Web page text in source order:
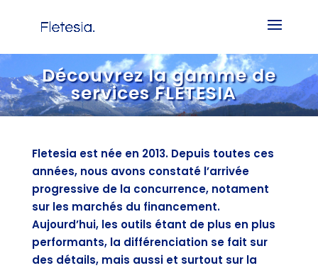
Découvrez la gamme de
services FLETESIA
Fletesia est née en 2013. Depuis toutes ces
années, nous avons constaté l’arrivée
progressive de la concurrence, notament
sur les marchés du financement.
Aujourd’hui, les outils étant de plus en plus
performants, la différenciation se fait sur
des détails, mais aussi et surtout sur la